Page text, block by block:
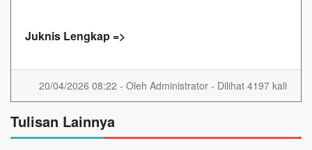
Juknis Lengkap =>
20/04/2026 08:22 - Oleh Administrator - Dilihat 4197 kali
Tulisan Lainnya